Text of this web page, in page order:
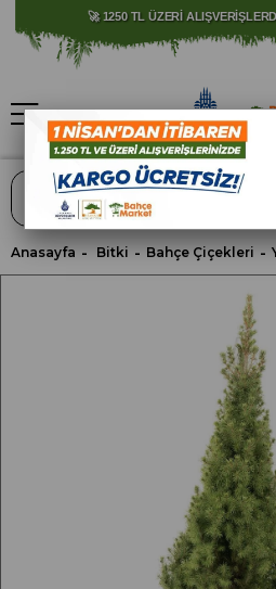
⚠️ SATIŞLARIMIZ YALNIZCA
Anasayfa Bitki Bahçe Çiçekleri